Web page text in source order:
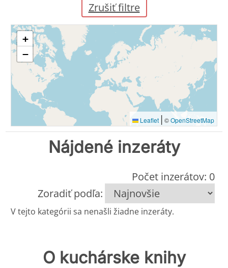
Zrušiť filtre
+
−
Leaflet | ©OpenStreetMap
Nájdené inzeráty
Počet inzerátov: 0
Zoradiť podľa:
V tejto kategórii sa nenašli žiadne inzeráty.
O kuchárske knihy